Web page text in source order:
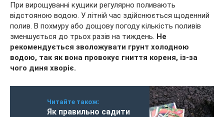
При вирощуванні кущики регулярно поливають
відстояною водою. У літній час здійснюється щоденний
полив. В похмуру або дощову погоду кількість поливів
зменшується до трьох разів на тиждень. Не
рекомендується зволожувати грунт холодною
водою, так як вона провокує гниття кореня, із-за
чого диня хворіє.
Читайте також:
Як правильно садити